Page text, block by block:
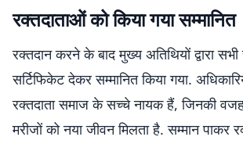
रक्तदाताओं को किया गया सम्मानित
रक्तदान करने के बाद मुख्य अतिथियों द्वारा
सर्टिफिकेट देकर सम्मानित किया गया.
रक्तदाता समाज के सच्चे नायक हैं, जिनकी
मरीजों को नया जीवन मिलता है. सम्मान पाकर